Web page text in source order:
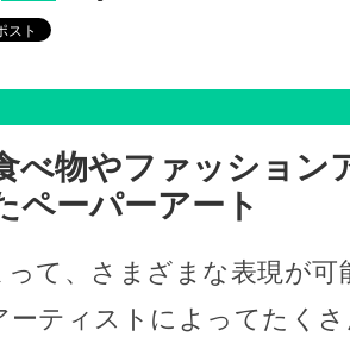
べ物やファッション
ペーパーアート
って、さまざまな表現が可
ーティストによってたく